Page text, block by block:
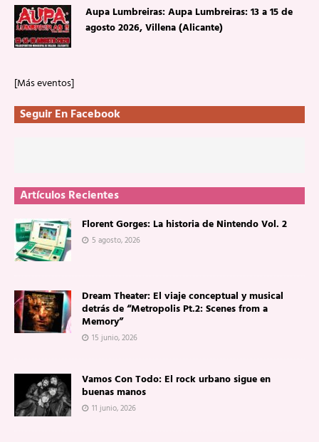
Aupa Lumbreiras: Aupa Lumbreiras: 13 a 15 de
agosto 2026, Villena (Alicante)
[Más eventos]
Seguir En Facebook
Artículos Recientes
Florent Gorges: La historia de Nintendo Vol. 2
5 agosto, 2026
Dream Theater: El viaje conceptual y musical
detrás de “Metropolis Pt.2: Scenes from a
Memory”
15 junio, 2026
Vamos Con Todo: El rock urbano sigue en
buenas manos
11 junio, 2026